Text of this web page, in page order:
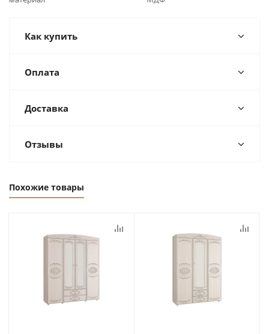
Как купить
Оплата
Доставка
Отзывы
Похожие товары